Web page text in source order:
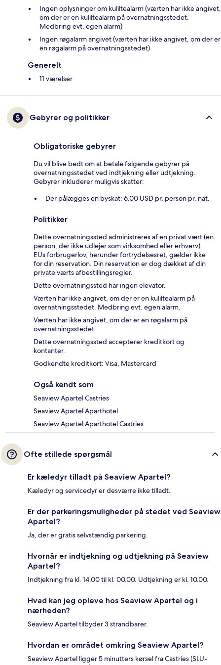
Ingen oplysninger om kuliltealarm (værten har ikke angivet,
om der er en kuliltealarm på overnatningsstedet.
Medbring evt. egen alarm)
Ingen røgalarm angivet (værten har ikke angivet, om der er
en røgalarm på overnatningsstedet)
Generelt
11 værelser
Gebyrer og politikker
Obligatoriske gebyrer
Du vil blive bedt om at betale følgende gebyrer på
overnatningsstedet ved indtjekning eller udtjekning.
Gebyrer inkluderer muligvis skatter:
Der pålægges en byskat: 6.00 USD pr. person pr. nat.
Politikker
Dette overnatningssted administreres af en privat vært (en
person, der ikke udlejer som virksomhed eller erhverv).
EUs forbrugerlov, herunder fortrydelsesret, gælder ikke
for din reservation. Din reservation er dog dækket af din
private værts afbestillingsregler.
Dette overnatningssted har ingen elevator.
Værten har ikke angivet, om der er en kuliltealarm på
overnatningsstedet. Medbring evt. egen alarm.
Værten har ikke angivet, om der er en røgalarm på
overnatningsstedet.
Dette overnatningssted accepterer kreditkort og
kontanter.
Godkendte kreditkort: Visa, Mastercard
Også kendt som
Seaview Apartel Castries
Seaview Apartel Aparthotel
Seaview Apartel Aparthotel Castries
Ofte stillede spørgsmål
Er kæledyr tilladt på Seaview Apartel?
Kæledyr og servicedyr er desværre ikke tilladt.
Er der parkeringsmuligheder på stedet ved Seaview
Apartel?
Ja, der er gratis selvstændig parkering.
Hvornår er indtjekning og udtjekning på Seaview
Apartel?
Indtjekning fra kl. 14.00 til kl. 00.00. Udtjekning er kl. 10.00.
Hvad kan jeg opleve hos Seaview Apartel og i
nærheden?
Seaview Apartel tilbyder 3 strandbarer.
Hvordan er området omkring Seaview Apartel?
Seaview Apartel ligger 5 minutters kørsel fra Castries (SLU-